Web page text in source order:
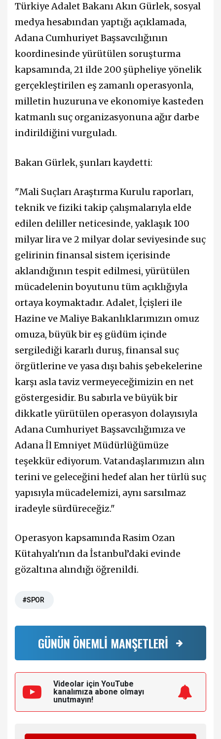
Türkiye Adalet Bakanı Akın Gürlek, sosyal
medya hesabından yaptığı açıklamada,
Adana Cumhuriyet Başsavcılığının
koordinesinde yürütülen soruşturma
kapsamında, 21 ilde 200 şüpheliye yönelik
gerçekleştirilen eş zamanlı operasyonla,
milletin huzuruna ve ekonomiye kasteden
katmanlı suç organizasyonuna ağır darbe
indirildiğini vurguladı.
Bakan Gürlek, şunları kaydetti:
"Mali Suçları Araştırma Kurulu raporları,
teknik ve fiziki takip çalışmalarıyla elde
edilen deliller neticesinde, yaklaşık 100
milyar lira ve 2 milyar dolar seviyesinde suç
gelirinin finansal sistem içerisinde
aklandığının tespit edilmesi, yürütülen
mücadelenin boyutunu tüm açıklığıyla
ortaya koymaktadır. Adalet, İçişleri ile
Hazine ve Maliye Bakanlıklarımızın omuz
omuza, büyük bir eş güdüm içinde
sergilediği kararlı duruş, finansal suç
örgütlerine ve yasa dışı bahis şebekelerine
karşı asla taviz vermeyeceğimizin en net
göstergesidir. Bu sabırla ve büyük bir
dikkatle yürütülen operasyon dolayısıyla
Adana Cumhuriyet Başsavcılığımıza ve
Adana İl Emniyet Müdürlüğümüze
teşekkür ediyorum. Vatandaşlarımızın alın
terini ve geleceğini hedef alan her türlü suç
yapısıyla mücadelemizi, aynı sarsılmaz
iradeyle sürdüreceğiz."
Operasyon kapsamında Rasim Ozan
Kütahyalı'nın da İstanbul’daki evinde
gözaltına alındığı öğrenildi.
#SPOR
GÜNÜN ÖNEMLİ MANŞETLERİ
Videolar için YouTube
kanalımıza abone olmayı
unutmayın!